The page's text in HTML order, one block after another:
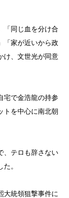
「同じ血を分け合
「家が近いから政
け、文世光が同意
宅で金浩龍の持参
トを中心に南北朝
、テロも辞さない
。
大統領狙撃事件に